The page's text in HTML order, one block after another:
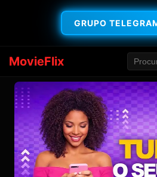
GRUPO
MovieFlix